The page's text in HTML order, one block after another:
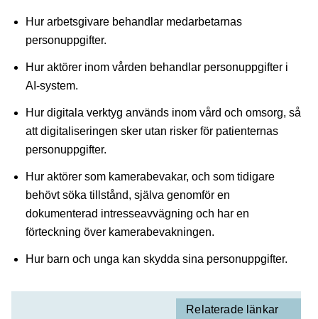
Hur arbetsgivare behandlar medarbetarnas
personuppgifter.
Hur aktörer inom vården behandlar personuppgifter i
AI-system.
Hur digitala verktyg används inom vård och omsorg, så
att digitaliseringen sker utan risker för patienternas
personuppgifter.
Hur aktörer som kamerabevakar, och som tidigare
behövt söka tillstånd, själva genomför en
dokumenterad intresseavvägning och har en
förteckning över kamerabevakningen.
Hur barn och unga kan skydda sina personuppgifter.
Relaterade länkar